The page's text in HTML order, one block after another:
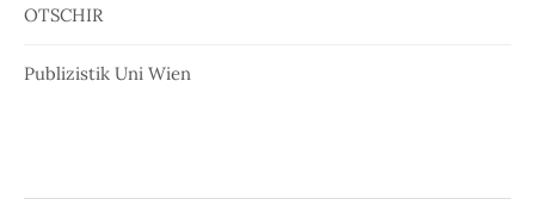
OTSCHIR
Publizistik Uni Wien